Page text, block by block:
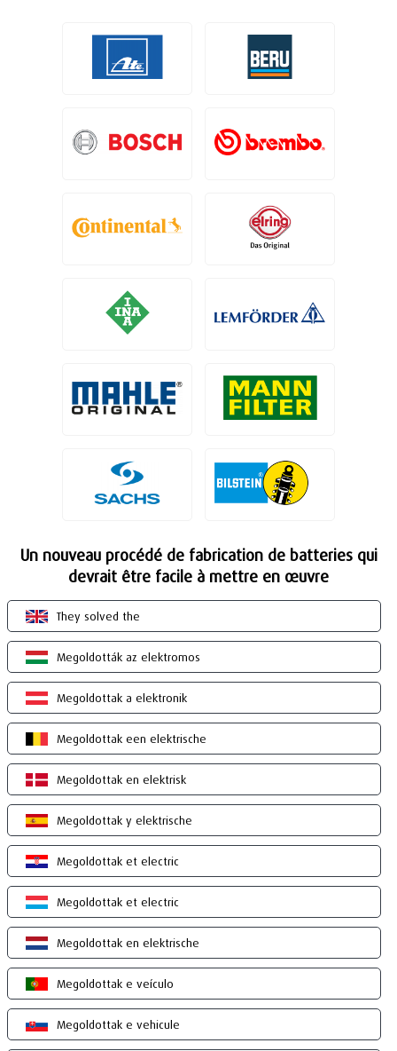
Un nouveau procédé de fabrication de batteries qui
devrait être facile à mettre en œuvre
They solved the
Megoldották az elektromos
Megoldottak a elektronik
Megoldottak een elektrische
Megoldottak en elektrisk
Megoldottak y elektrische
Megoldottak et electric
Megoldottak et electric
Megoldottak en elektrische
Megoldottak e veículo
Megoldottak e vehicule